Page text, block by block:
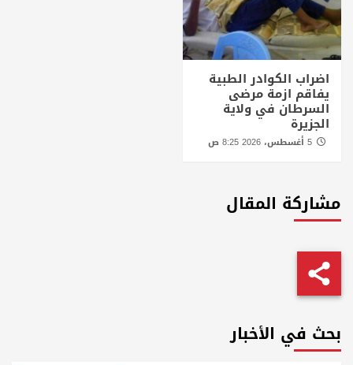
اضراب الكوادر الطبية
يفاقم ازمة مرضى
السرطان في ولاية
الجزيرة
مشاركة المقال
بحث في الأخبار